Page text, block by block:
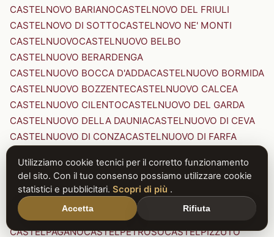
CASTELNOVO BARIANOCASTELNOVO DEL FRIULI
CASTELNOVO DI SOTTOCASTELNOVO NE' MONTI
CASTELNUOVOCASTELNUOVO BELBO
CASTELNUOVO BERARDENGA
CASTELNUOVO BOCCA D'ADDACASTELNUOVO BORMIDA
CASTELNUOVO BOZZENTECASTELNUOVO CALCEA
CASTELNUOVO CILENTOCASTELNUOVO DEL GARDA
CASTELNUOVO DELLA DAUNIACASTELNUOVO DI CEVA
CASTELNUOVO DI CONZACASTELNUOVO DI FARFA
CASTELNUOVO DI PORTO CASTELNUOVO DON BOSCO
CASTELNUOVO MAGRACASTELNUOVO NIGRA
CASTELNUOVO PARANOCASTELNUOVO RANGONE
CASTELNUOVO SCRIVIA
CASTELNUOVO VAL DI CECINA
CASTELPAGANOCASTELPETROSOCASTELPIZZUTO
Utilizziamo cookie tecnici per il corretto funzionamento
del sito. Con il tuo consenso possiamo utilizzare cookie
statistici e pubblicitari. Scopri di più .
Accetta Rifiuta